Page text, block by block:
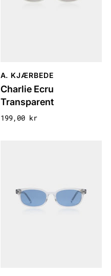
A. KJÆRBEDE
Charlie Ecru
Transparent
199,00 kr